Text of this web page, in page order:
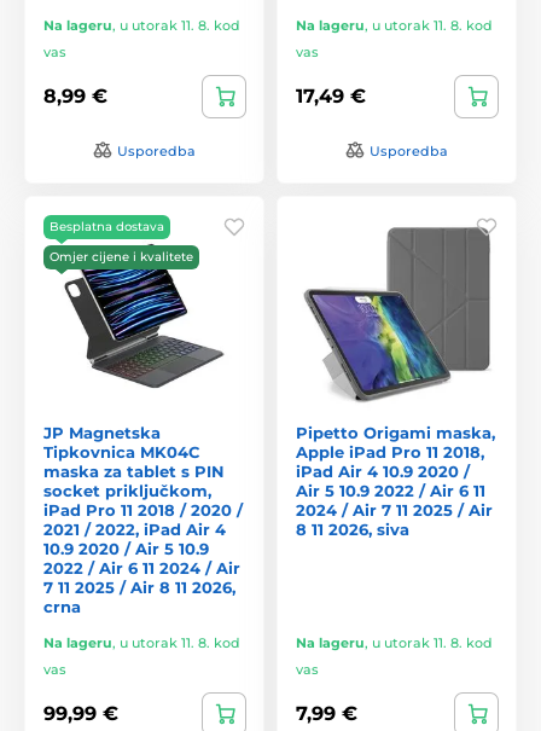
Na lageru, u utorak 11. 8. kod
vas
8,99 €
Usporedba
Na lageru, u utorak 11. 8. kod
vas
17,49 €
Usporedba
Besplatna dostava
Omjer cijene i kvalitete
JP Magnetska
Tipkovnica MK04C
maska za tablet s PIN
socket priključkom,
iPad Pro 11 2018 / 2020 /
2021 / 2022, iPad Air 4
10.9 2020 / Air 5 10.9
2022 / Air 6 11 2024 / Air
7 11 2025 / Air 8 11 2026,
crna
Na lageru, u utorak 11. 8. kod
vas
99,99 €
Pipetto Origami maska,
Apple iPad Pro 11 2018,
iPad Air 4 10.9 2020 /
Air 5 10.9 2022 / Air 6 11
2024 / Air 7 11 2025 / Air
8 11 2026, siva
Na lageru, u utorak 11. 8. kod
vas
7,99 €